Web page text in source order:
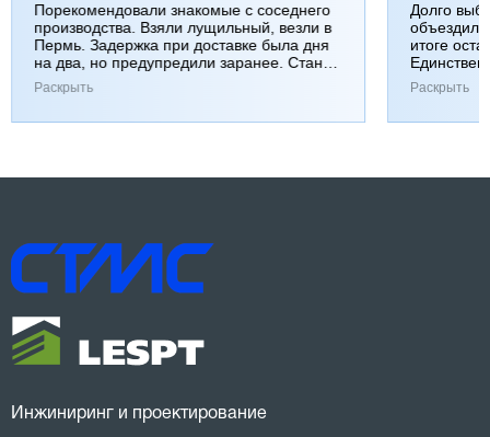
Порекомендовали знакомые с соседнего
производства. Взяли лущильный, везли в
Пермь. Задержка при доставке была дня
на два, но предупредили заранее. Станок
работает хорошо, к качеству вопросов нет.
Раскрыть
Долго
итоге
Раскрыть
Инжиниринг и проектирование